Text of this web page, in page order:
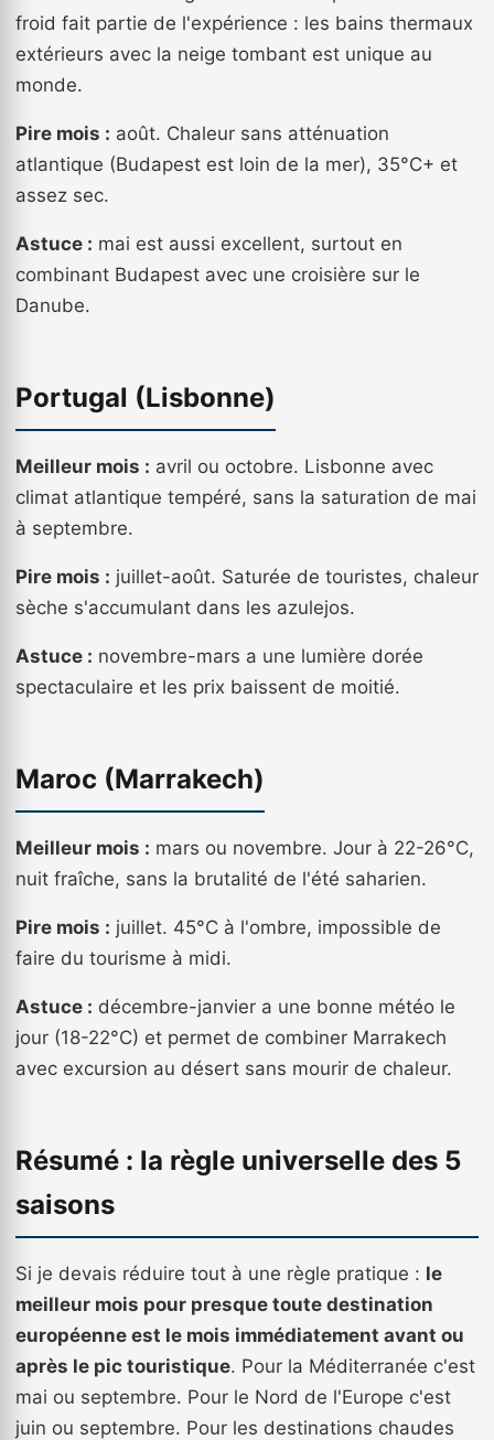
froid fait partie de l'expérience : les bains thermaux
extérieurs avec la neige tombant est unique au
monde.
Pire mois : août. Chaleur sans atténuation
atlantique (Budapest est loin de la mer), 35°C+ et
assez sec.
Astuce : mai est aussi excellent, surtout en
combinant Budapest avec une croisière sur le
Danube.
Portugal (Lisbonne)
Meilleur mois : avril ou octobre. Lisbonne avec
climat atlantique tempéré, sans la saturation de mai
à septembre.
Pire mois : juillet-août. Saturée de touristes, chaleur
sèche s'accumulant dans les azulejos.
Astuce : novembre-mars a une lumière dorée
spectaculaire et les prix baissent de moitié.
Maroc (Marrakech)
Meilleur mois : mars ou novembre. Jour à 22-26°C,
nuit fraîche, sans la brutalité de l'été saharien.
Pire mois : juillet. 45°C à l'ombre, impossible de
faire du tourisme à midi.
Astuce : décembre-janvier a une bonne météo le
jour (18-22°C) et permet de combiner Marrakech
avec excursion au désert sans mourir de chaleur.
Résumé : la règle universelle des 5
saisons
Si je devais réduire tout à une règle pratique : le
meilleur mois pour presque toute destination
européenne est le mois immédiatement avant ou
après le pic touristique. Pour la Méditerranée c'est
mai ou septembre. Pour le Nord de l'Europe c'est
juin ou septembre. Pour les destinations chaudes